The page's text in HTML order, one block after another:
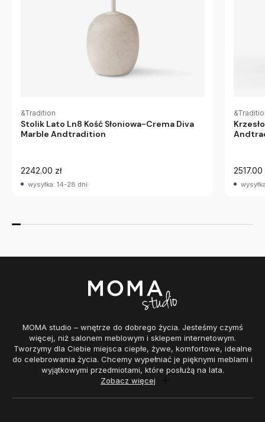
&Tradition
Stolik Lato Ln8 Kość Słoniowa-Crema Diva
Marble Andtradition
2242.00 zł
wysyłka: 14-28 dni
2517.00
MOMA studio – wnętrze do dobrego życia. Jesteśmy czymś
więcej, niż salonem meblowym i sklepem internetowym.
Tworzymy dla Ciebie miejsca ciepłe, żywe, komfortowe, idealne
do celebrowania życia. Chcemy wypełniać je pięknymi meblami i
wyjątkowymi przedmiotami, które posłużą na lata.
Zobacz więcej